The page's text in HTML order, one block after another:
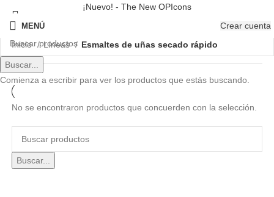
¡Nuevo! - The New OPIcons
MENÚ
Crear cuenta
Inicio
Líneas Esmaltes de uñas secado rápido
No se encontraron productos que concuerden con la selección.
Buscar...
Buscar...
Comienza a escribir para ver los productos que estás buscando.